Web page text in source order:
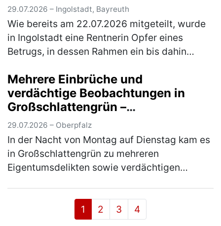
29.07.2026 – Ingolstadt, Bayreuth
Wie bereits am 22.07.2026 mitgeteilt, wurde
in Ingolstadt eine Rentnerin Opfer eines
Betrugs, in dessen Rahmen ein bis dahin
Zeugenaufruf hin meldeten sic…
Mehrere Einbrüche und
verdächtige Beobachtungen in
Großschlattengrün –
Kriminalpolizei prüft
Tatzusammenhänge
29.07.2026 – Oberpfalz
In der Nacht von Montag auf Dienstag kam es
in Großschlattengrün zu mehreren
Eigentumsdelikten sowie verdächtigen
1 2 3 4